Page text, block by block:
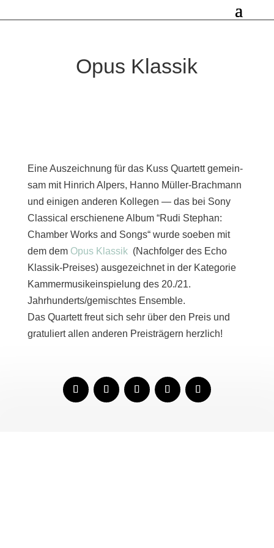
Opus Klassik
Eine Auszeichnung für das Kuss Quartett gemein­
sam mit Hinrich Alpers, Hanno Müller-Brachmann
und eini­gen ande­ren Kollegen — das bei Sony
Classical erschie­ne­ne Album “Rudi Stephan:
Chamber Works and Songs“ wur­de soeben mit
dem dem Opus Klassik(Nachfolger des Echo
Klassik-Preises) aus­ge­zeich­net in der Kategorie
Kammermusikeinspielung des 20./21.
Jahrhunderts/gemischtes Ensemble.
Das Quartett freut sich sehr über den Preis und
gra­tu­liert allen ande­ren Preisträgern herzlich!